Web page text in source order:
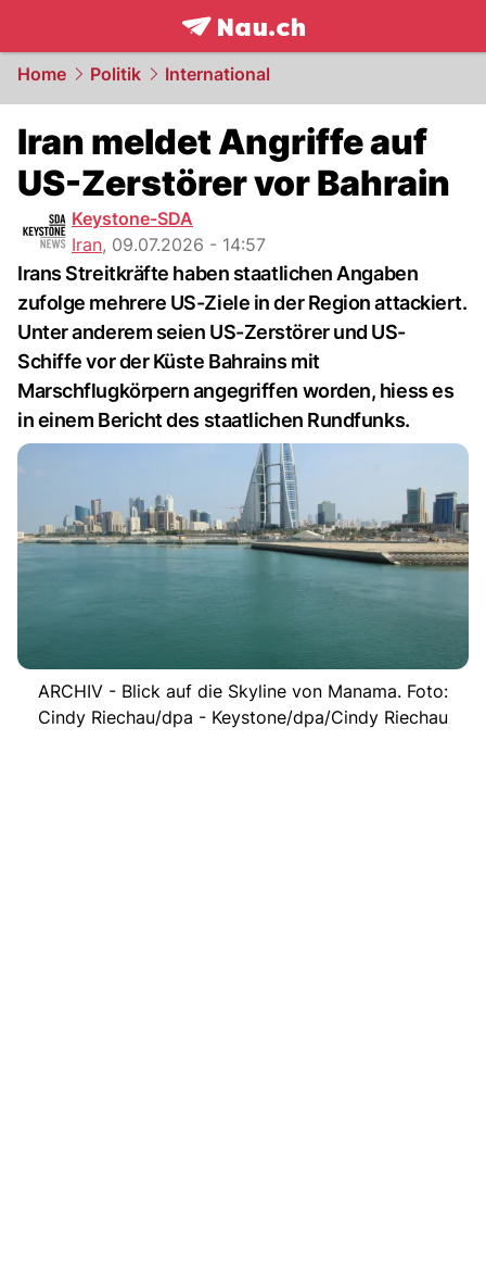
frontpage.NAU.ch
Home Politik International
Iran meldet Angriffe auf
US-Zerstörer vor Bahrain
Keystone-SDA
Iran, 09.07.2026 - 14:57
Irans Streitkräfte haben staatlichen Angaben
zufolge mehrere US-Ziele in der Region attackiert.
Unter anderem seien US-Zerstörer und US-
Schiffe vor der Küste Bahrains mit
Marschflugkörpern angegriffen worden, hiess es
in einem Bericht des staatlichen Rundfunks.
ARCHIV - Blick auf die Skyline von Manama. Foto:
Cindy Riechau/dpa - Keystone/dpa/Cindy Riechau